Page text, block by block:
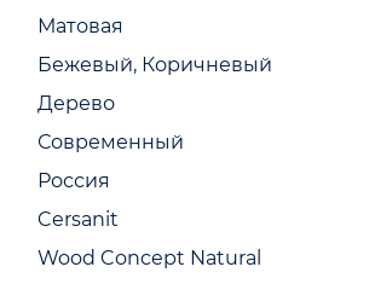
Матовая
Бежевый, Коричневый
Дерево
Современный
Россия
Cersanit
Wood Concept Natural